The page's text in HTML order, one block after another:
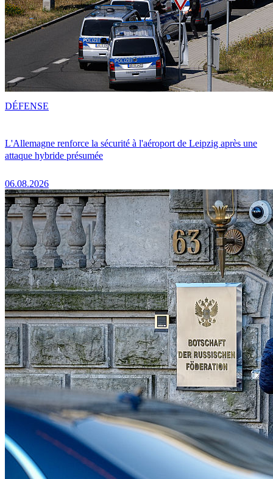
L'Allemagne renforce la sécurité à l'aéroport de Leipzig après une
attaque hybride présumée
06.08.2026
DÉFENSE